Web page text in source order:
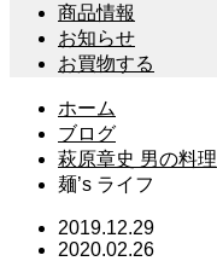
商品情報
お知らせ
お買物する
ホーム
ブログ
萩原章史 男の料理
麺’s ライフ
2019.12.29
2020.02.26